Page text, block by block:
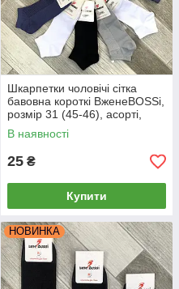
Шкарпетки чоловічі сітка
бавовна короткі ВженеBOSSі,
розмір 31 (45-46), асорті,
012004
В наявності
25 ₴
Купити
НОВИНКА